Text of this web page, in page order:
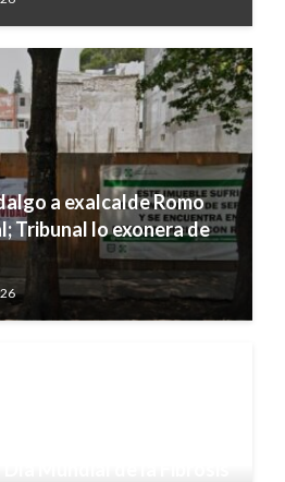
a exalcalde Romo
Tribunal lo exonera de